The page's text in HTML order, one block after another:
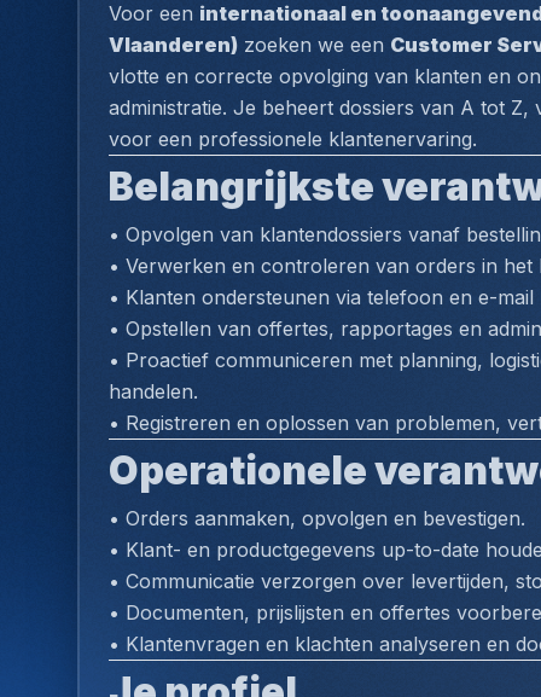
Voor een internationaal en
Vlaanderen) zoeken we een Customer
vlotte en correcte opvolging van klanten en
administratie. Je beheert dossiers van A tot
voor een professionele klantenervaring.
Belangrijkste
• Opvolgen van klantendossiers vanaf
• Verwerken en controleren van orders in het
• Klanten ondersteunen via telefoon en e-mail
• Opstellen van offertes, rapportages en
• Proactief communiceren met planning,
handelen.
• Registreren en oplossen van problemen,
Operationele
• Orders aanmaken, opvolgen en bevestigen.
• Klant- en productgegevens up-to-date
• Communicatie verzorgen over levertijden,
• Documenten, prijslijsten en offertes
• Klantenvragen en klachten analyseren en